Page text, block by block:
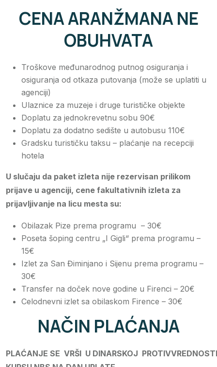
CENA ARANŽMANA NE
OBUHVATA
Troškove međunarodnog putnog osiguranja i
osiguranja od otkaza putovanja (može se uplatiti u
agenciji)
Ulaznice za muzeje i druge turističke objekte
Doplatu za jednokrevetnu sobu 90€
Doplatu za dodatno sedište u autobusu 110€
Gradsku turističku taksu – plaćanje na recepciji
hotela
U slučaju da paket izleta nije rezervisan prilikom
prijave u agenciji, cene fakultativnih izleta za
prijavljivanje na licu mesta su:
Obilazak Pize prema programu – 30€
Poseta šoping centru „I Gigli“ prema programu –
15€
Izlet za San Điminjano i Sijenu prema programu –
30€
Transfer na doček nove godine u Firenci – 20€
Celodnevni izlet sa obilaskom Firence – 30€
NAČIN PLAĆANJA
PLAĆANJE SE VRŠI U DINARSKOJ